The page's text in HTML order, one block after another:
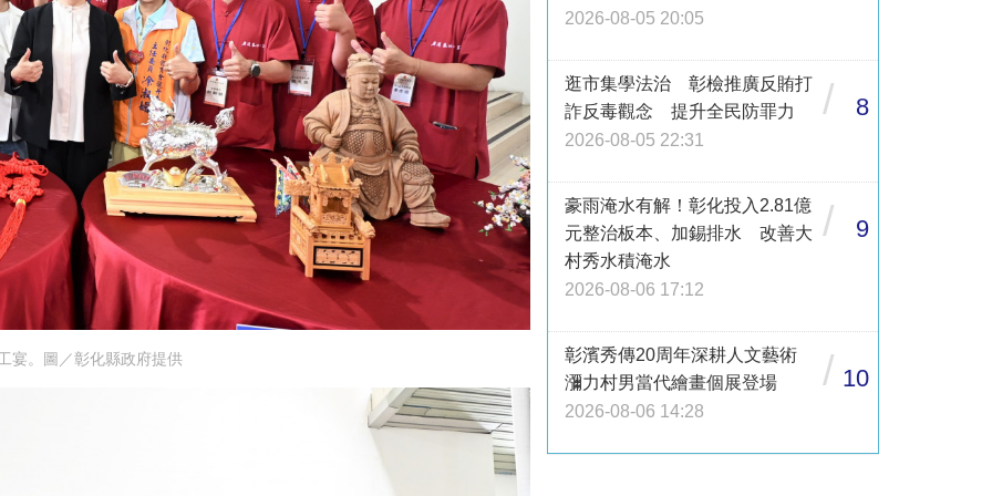
宴。圖／彰化縣政府提供
2026-08-05 20:05
逛市集學法治 彰檢推廣反賄打
詐反毒觀念 提升全民防罪力
2026-08-05 22:31
/ 8
豪雨淹水有解！彰化投入2.81億
元整治板本、加錫排水 改善大
村秀水積淹水
2026-08-06 17:12
/ 9
彰濱秀傳20周年深耕人文藝術
瀰力村男當代繪畫個展登場
2026-08-06 14:28
/ 10